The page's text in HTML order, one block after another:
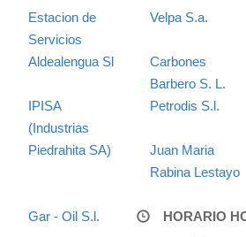
Estacion de
Servicios
Aldealengua Sl
Velpa S.a.
Carbones
Barbero S. L.
IPISA
(Industrias
Piedrahita SA)
Petrodis S.l.
Juan Maria
Rabina Lestayo
Gar - Oil S.l.
HORARIO